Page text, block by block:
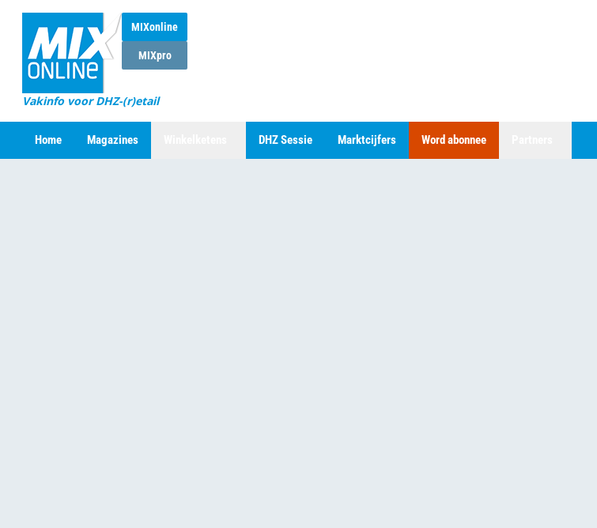
MIXonline
MIXpro
Vakinfo voor DHZ-(r)etail
Home Magazines DHZ Sessie Marktcijfers Word abonnee